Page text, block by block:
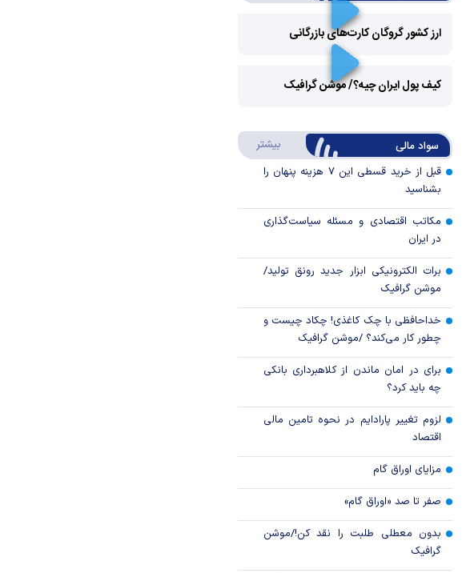
ارز کشور گروگان کارت‌های بازرگانی
Video
کیف پول ایران چیه؟/ موشن گرافیک
سواد مالی بیشتر درباره سواد مالی
قبل از خرید قسطی این ۷ هزینه پنهان را
بشناسید
مکاتب اقتصادی و مسئله سیاست‌گذاری
در ایران
برات الکترونیکی ابزار جدید رونق تولید/
موشن گرافیک
خداحافظی با چک کاغذی! چکاد چیست و
چطور کار می‌کند؟ /موشن گرافیک
برای در امان ماندن از کلاهبرداری بانکی
چه باید کرد؟
لزوم تغییر پارادایم در نحوه تامین مالی
اقتصاد
مزایای اوراق گام
صفر تا صد «اوراق گام»
بدون معطلی طلبت را نقد کن!/موشن
گرافیک